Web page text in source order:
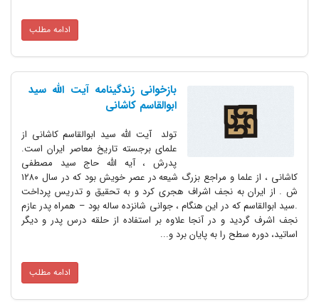
ادامه مطلب
بازخوانی زندگینامه آیت الله سید
ابوالقاسم کاشانی
تولد آیت الله سید ابوالقاسم کاشانی از
علمای برجسته تاریخ معاصر ایران است.
پدرش ، آیه الله حاج سید مصطفی
کاشانی ، از علما و مراجع بزرگ شیعه در عصر خویش بود که در سال ۱۲۸۰
ش . از ایران به نجف اشراف هجری کرد و به تحقیق و تدریس پرداخت
.سید ابوالقاسم که در این هنگام ، جوانی شانزده ساله بود – همراه پدر عازم
نجف اشرف گردید و در آنجا علاوه بر استفاده از حلقه درس پدر و دیگر
اساتید، دوره سطح را به پایان برد و...
ادامه مطلب